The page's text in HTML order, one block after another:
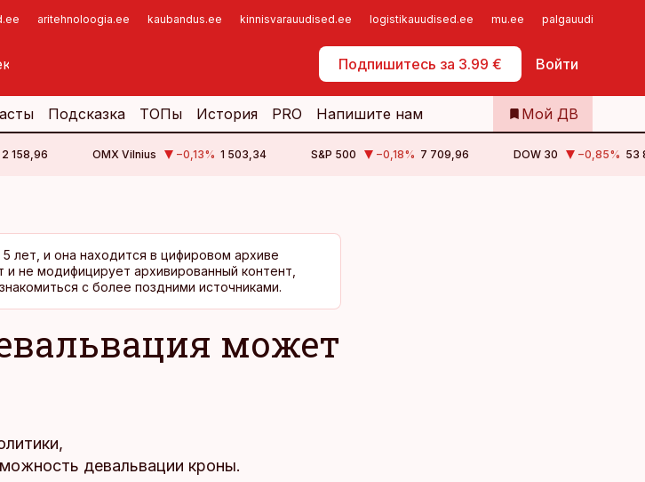
aritehnoloogia.ee kaubandus.ee kinnisvarauudised.ee logistikauudised.ee mu.ee palgauudised.ee
Подпишитесь за 3.99 € Войти
Самообслуживание
Подсказка ТОПы История PRO Напишите нам Мой ДВ
2 158,96 OMX Vilnius −0,13% 1 503,34 S&P 500 −0,18% 7 709,96 DOW 30 −0,85% 53
лет, и она находится в цифировом архиве
и не модифицирует архивированный контент,
с более поздними источниками.
может
девальвации кроны.